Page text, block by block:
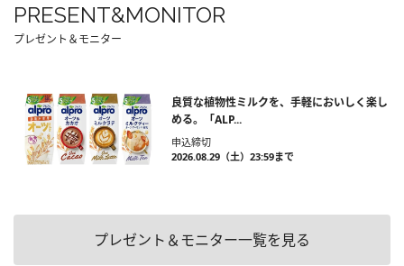
PRESENT&MONITOR
プレゼント＆モニター
良質な植物性ミルクを、手軽においしく楽し
める。「ALP...
申込締切
2026.08.29（土）23:59まで
プレゼント＆モニター一覧を見る